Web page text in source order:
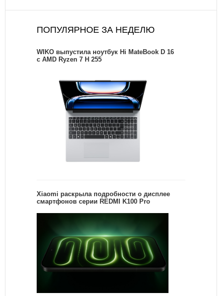
ПОПУЛЯРНОЕ ЗА НЕДЕЛЮ
WIKO выпустила ноутбук Hi MateBook D 16
с AMD Ryzen 7 H 255
Xiaomi раскрыла подробности о дисплее
смартфонов серии REDMI K100 Pro